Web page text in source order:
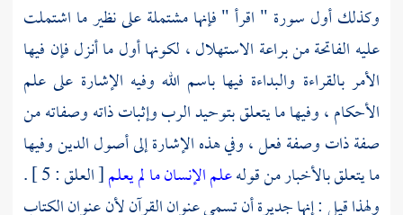
وكذلك أول سورة " اقرأ " فإنها مشتملة على نظير ما اشتملت
عليه الفاتحة من براعة الاستهلال ، لكونها أول ما أنزل فإن فيها
الأمر بالقراءة والبداءة فيها باسم الله وفيه الإشارة على علم
الأحكام ، وفيها ما يتعلق بتوحيد الرب وإثبات ذاته وصفاته من
صفة ذات وصفة فعل ، وفي هذه الإشارة إلى أصول الدين وفيها
ما يتعلق بالأخبار من قولهعلم الإنسان ما لم يعلم
[ العلق : 5 ] .
ولهذا قيل : إنها جديرة أن تسمى عنوان القرآن لأن عنوان الكتاب